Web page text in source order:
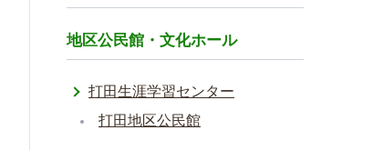
地区公民館・文化ホール
打田生涯学習センター
打田地区公民館